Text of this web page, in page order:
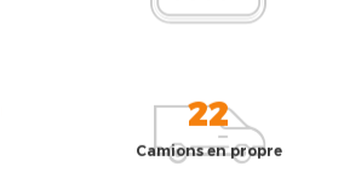
22
Camions en propre